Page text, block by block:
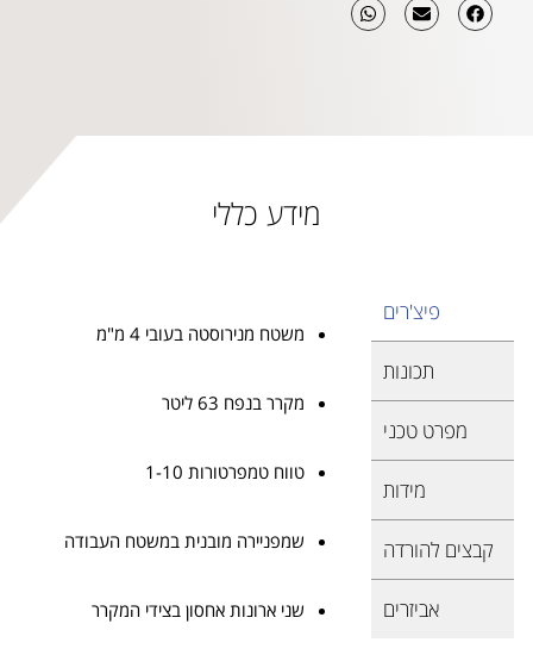
מידע כללי
פיצ'רים
תכונות
מפרט טכני
מידות
קבצים להורדה
אביזרים
משטח מנירוסטה בעובי 4 מ"מ
מקרר בנפח 63 ליטר
טווח טמפרטורות 1-10
שמפניירה מובנית במשטח העבודה
שני ארונות אחסון בצידי המקרר